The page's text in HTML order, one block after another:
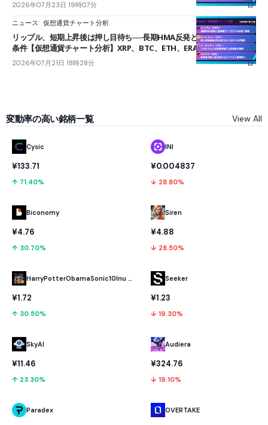
2026年07月23日 19時07分
ニュース 仮想通貨チャート分析
リップル、短期上昇後は押し目待ち──長期HMA反発と雲上抜けが買い
条件【仮想通貨チャート分析】XRP、BTC、ETH、ERA
2026年07月21日 18時28分
変動率の高い銘柄一覧 View All
Cysic
¥133.71
↑ 71.40%
Biconomy
¥4.76
↑ 30.70%
HarryPotterObamaSonic10Inu (ETH)
¥1.72
↑ 30.50%
SkyAI
¥11.46
↑ 23.30%
Paradex
INI
¥0.004837
↓ 28.80%
Siren
¥4.88
↓ 28.50%
Seeker
¥1.23
↓ 19.30%
Audiera
¥324.76
↓ 19.10%
OVERTAKE